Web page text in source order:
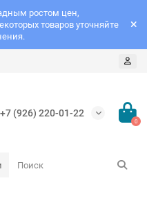
ростом цен,
товаров уточняйте
+7 (926) 220-01-22
0